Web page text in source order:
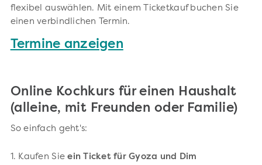
flexibel auswählen. Mit einem Ticketkauf buchen Sie
einen verbindlichen Termin.
Termine anzeigen
Online Kochkurs für einen Haushalt
(alleine, mit Freunden oder Familie)
So einfach geht's:
1. Kaufen Sieein Ticket für Gyoza und Dim